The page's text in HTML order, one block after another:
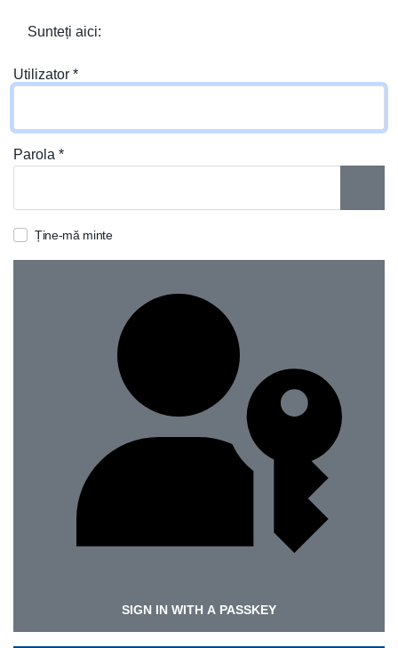
Sunteți aici:
Utilizator *
Parola *
Ține-mă minte
SIGN IN WITH A PASSKEY